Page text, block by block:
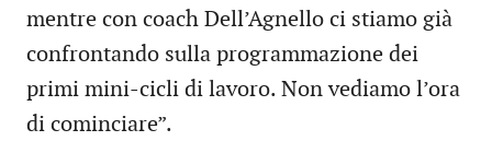
mentre con coach Dell’Agnello ci stiamo già
confrontando sulla programmazione dei
primi mini-cicli di lavoro. Non vediamo l’ora
di cominciare”.